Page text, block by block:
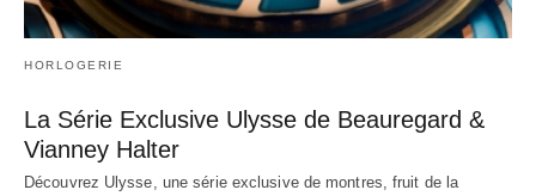
HORLOGERIE
La Série Exclusive Ulysse de Beauregard &
Vianney Halter
Découvrez Ulysse, une série exclusive de montres, fruit de la